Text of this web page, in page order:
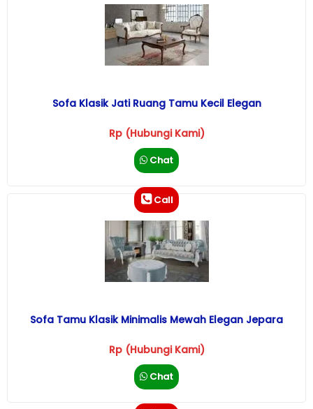
Sofa Klasik Jati Ruang Tamu Kecil Elegan
Rp (Hubungi Kami)
Chat
Call
Sofa Tamu Klasik Minimalis Mewah Elegan Jepara
Rp (Hubungi Kami)
Chat